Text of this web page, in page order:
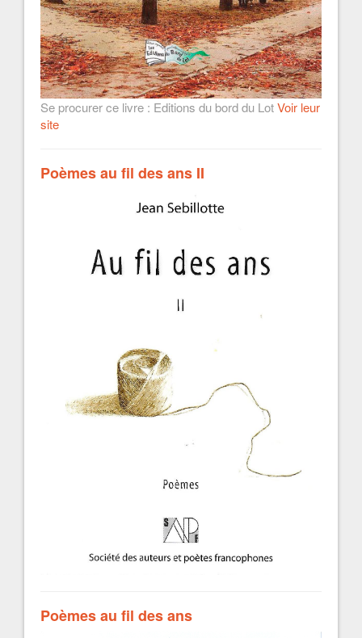
Se procurer ce livre : Editions du bord du LotVoir leur
site
Poèmes au fil des ans II
Poèmes au fil des ans